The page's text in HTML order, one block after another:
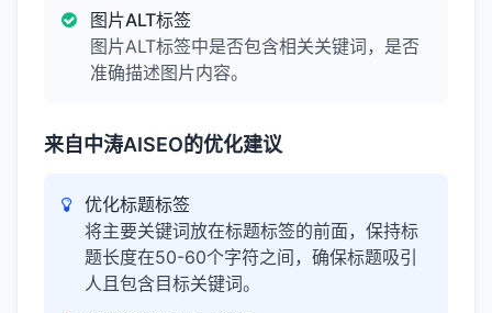
图片ALT标签
图片ALT标签中是否包含相关关键词，是否
准确描述图片内容。
来自中涛AISEO的优化建议
优化标题标签
将主要关键词放在标题标签的前面，保持标
题长度在50-60个字符之间，确保标题吸引
人且包含目标关键词。